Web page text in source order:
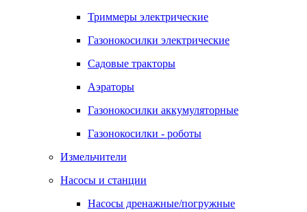
Триммеры электрические
Газонокосилки электрические
Садовые тракторы
Аэраторы
Газонокосилки аккумуляторные
Газонокосилки - роботы
Измельчители
Насосы и станции
Насосы дренажные/погружные